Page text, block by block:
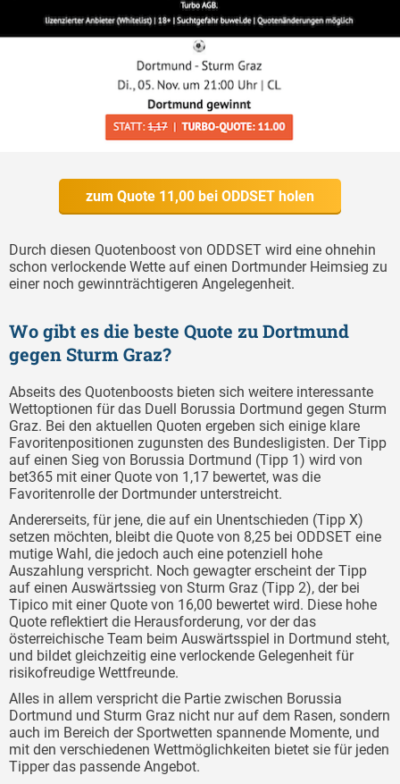
zum Quote 11,00 bei ODDSET holen
Durch diesen Quotenboost von ODDSET wird eine ohnehin
schon verlockende Wette auf einen Dortmunder Heimsieg zu
einer noch gewinnträchtigeren Angelegenheit.
Wo gibt es die beste Quote zu Dortmund
gegen Sturm Graz?
Abseits des Quotenboosts bieten sich weitere interessante
Wettoptionen für das Duell Borussia Dortmund gegen Sturm
Graz. Bei den aktuellen Quoten ergeben sich einige klare
Favoritenpositionen zugunsten des Bundesligisten. Der Tipp
auf einen Sieg von Borussia Dortmund (Tipp 1) wird von
bet365 mit einer Quote von 1,17 bewertet, was die
Favoritenrolle der Dortmunder unterstreicht.
Andererseits, für jene, die auf ein Unentschieden (Tipp X)
setzen möchten, bleibt die Quote von 8,25 bei ODDSET eine
mutige Wahl, die jedoch auch eine potenziell hohe
Auszahlung verspricht. Noch gewagter erscheint der Tipp
auf einen Auswärtssieg von Sturm Graz (Tipp 2), der bei
Tipico mit einer Quote von 16,00 bewertet wird. Diese hohe
Quote reflektiert die Herausforderung, vor der das
österreichische Team beim Auswärtsspiel in Dortmund steht,
und bildet gleichzeitig eine verlockende Gelegenheit für
risikofreudige Wettfreunde.
Alles in allem verspricht die Partie zwischen Borussia
Dortmund und Sturm Graz nicht nur auf dem Rasen, sondern
auch im Bereich der Sportwetten spannende Momente, und
mit den verschiedenen Wettmöglichkeiten bietet sie für jeden
Tipper das passende Angebot.